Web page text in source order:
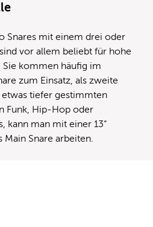
Snares mit einem drei oder
vor allem beliebt für hohe
Sie kommen häufig im
zum Einsatz, als zweite
tiefer gestimmten
Funk, Hip-Hop oder
kann man mit einer 13“
Main Snare arbeiten.